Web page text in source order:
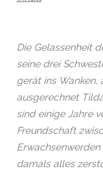
Die Gelassenheit
seine drei
gerät ins Wanken,
ausgerechnet
sind einige Jahre
Freundschaft
damals alles